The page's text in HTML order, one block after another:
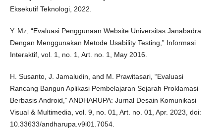
Eksekutif Teknologi, 2022.
Y. Mz, “Evaluasi Penggunaan Website Universitas Janabadra
Dengan Menggunakan Metode Usability Testing,” Informasi
Interaktif, vol. 1, no. 1, Art. no. 1, May 2016.
H. Susanto, J. Jamaludin, and M. Prawitasari, “Evaluasi
Rancang Bangun Aplikasi Pembelajaran Sejarah Proklamasi
Berbasis Android,” ANDHARUPA: Jurnal Desain Komunikasi
Visual & Multimedia, vol. 9, no. 01, Art. no. 01, Apr. 2023, doi:
10.33633/andharupa.v9i01.7054.